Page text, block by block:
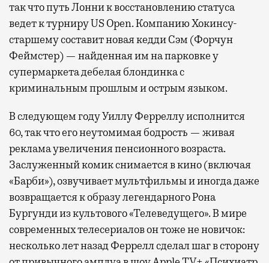
так что путь Лонни к восстановлению статуса
ведет к турниру US Open. Компанию Хокинсу-
старшему составит новая кедди Сэм (Форчун
Феймстер) — найденная им на парковке у
супермаркета дебелая блондинка с
криминальным прошлым и острым языком.
В следующем году Уиллу Ферреллу исполнится
60, так что его неутомимая бодрость — живая
реклама увеличения пенсионного возраста.
Заслуженный комик снимается в кино (включая
«Барби»), озвучивает мультфильмы и иногда даже
возвращается к образу легендарного Рона
Бургунди из культового «Телеведущего». В мире
современных телесериалов он тоже не новичок:
несколько лет назад Феррелл сделал шаг в сторону